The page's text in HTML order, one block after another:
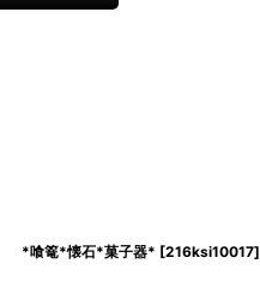
篭*懐石*菓子器* [216ksi10017]